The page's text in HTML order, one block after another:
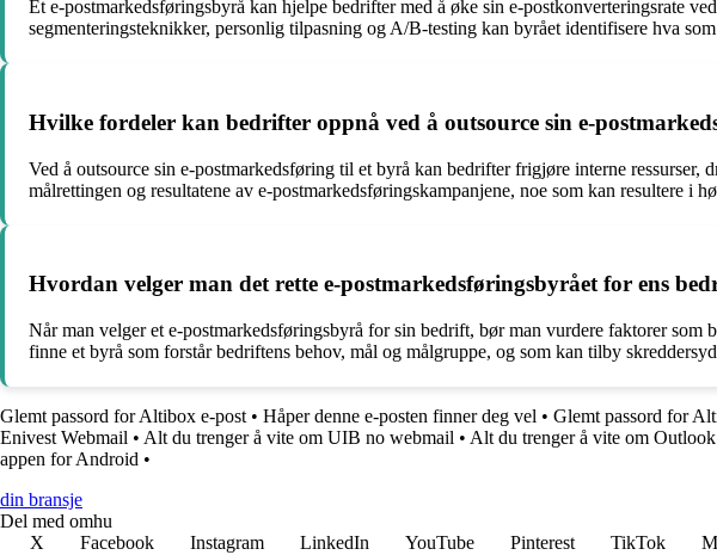
Et e-postmarkedsføringsbyrå kan hjelpe bedrifter med å øke sin e-postkonverteringsrate
segmenteringsteknikker, personlig tilpasning og A/B-testing kan byrået identifisere hva
Hvilke fordeler kan bedrifter oppnå ved å outsource sin e-
Ved å outsource sin e-postmarkedsføring til et byrå kan bedrifter frigjøre interne
målrettingen og resultatene av e-postmarkedsføringskampanjene, noe som kan resultere i
Hvordan velger man det rette e-postmarkedsføringsbyrået for ens
Når man velger et e-postmarkedsføringsbyrå for sin bedrift, bør man vurdere faktorer
finne et byrå som forstår bedriftens behov, mål og målgruppe, og som kan tilby
Glemt passord for Altibox e-post • Håper denne e-posten finner deg vel • Glemt passord for
Enivest Webmail • Alt du trenger å vite om UIB no webmail • Alt du trenger å vite om
appen for Android •
din bransje
Del med omhu
X
Facebook Instagram LinkedIn YouTube Pinterest TikTok